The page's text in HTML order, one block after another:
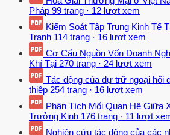
Pháp 99 trang · 12 lượt xem
Kiểm Soát Tập Trung Kinh Tế
Tranh 114 trang · 16 lượt xem
Cơ Cấu Nguồn Vốn Doanh
Khí Tại 270 trang · 24 lượt xem
Tác động của dự trữ ngoại hối
thiệp 254 trang · 16 lượt xem
Phân Tích Mối Quan Hệ Giữa
Trưởng Kinh 176 trang · 11 lượt
Nghiên cứu tác động của các